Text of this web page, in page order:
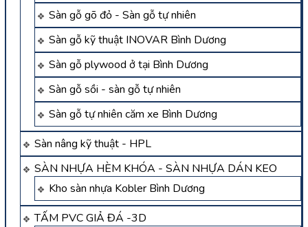
Sàn gỗ gõ đỏ - Sàn gỗ tự nhiên
Sàn gỗ kỹ thuật INOVAR Bình Dương
Sàn gỗ plywood ở tại Bình Dương
Sàn gỗ sồi - sàn gỗ tự nhiên
Sàn gỗ tự nhiên căm xe Bình Dương
Sàn nâng kỹ thuật - HPL
SÀN NHỰA HÈM KHÓA - SÀN NHỰA DÁN KEO
Kho sàn nhựa Kobler Bình Dương
TẤM PVC GIẢ ĐÁ -3D